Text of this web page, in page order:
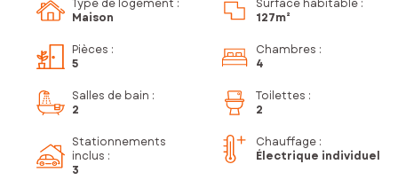
Type de logement :
Maison
Surface habitable :
127m²
Pièces :
5
Chambres :
4
Salles de bain :
2
Toilettes :
2
Stationnements
inclus :
3
Chauffage :
Électrique individuel